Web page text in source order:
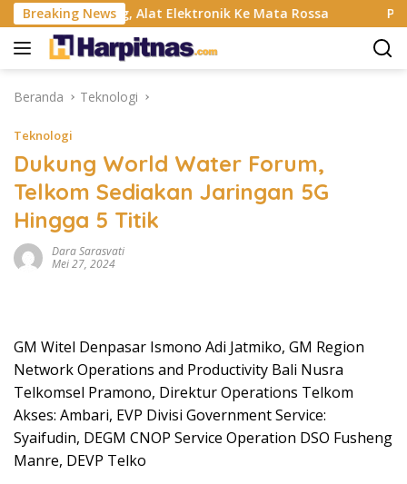
Langsung
ke
konten
Breaking News
Banting, Alat Elektronik Ke Mata Rossa Project
Beranda Teknologi
Teknologi
Dukung World Water Forum,
Telkom Sediakan Jaringan 5G
Hingga 5 Titik
Dara Sarasvati
Mei 27, 2024
GM Witel Denpasar Ismono Adi Jatmiko, GM Region
Network Operations and Productivity Bali Nusra
Telkomsel Pramono, Direktur Operations Telkom
Akses: Ambari, EVP Divisi Government Service:
Syaifudin, DEGM CNOP Service Operation DSO Fusheng
Manre, DEVP Telko